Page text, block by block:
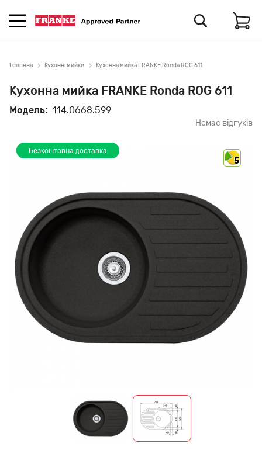
Головна Кухонні мийки Кухонна мийка FRANKE Ronda ROG 611
Кухонна мийка FRANKE Ronda ROG 611
Модель: 114.0668.599
Немає відгуків
Безкоштовна доставка
5